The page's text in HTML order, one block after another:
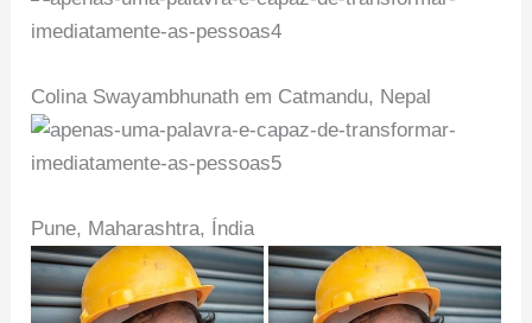
Colina Swayambhunath em Catmandu, Nepal
Pune, Maharashtra, Índia